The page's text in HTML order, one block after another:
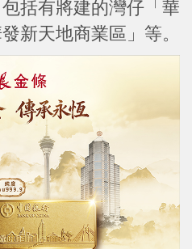
括有將建的灣仔「華
新天地商業區」等。